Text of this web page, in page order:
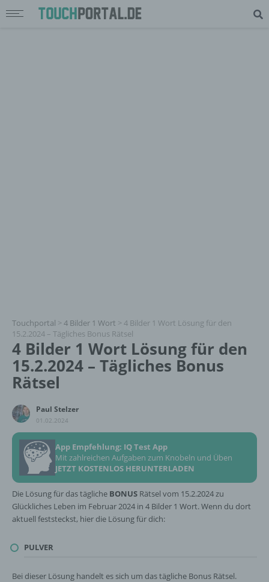
Touchportal > 4 Bilder 1 Wort > 4 Bilder 1 Wort Lösung für den
15.2.2024 – Tägliches Bonus Rätsel
4 Bilder 1 Wort Lösung für den
15.2.2024 – Tägliches Bonus
Rätsel
Paul Stelzer
01.02.2024
App Empfehlung: IQ Test App
Mit zahlreichen Aufgaben zum Knobeln und Üben
JETZT KOSTENLOS HERUNTERLADEN
Die Lösung für das tägliche BONUS Rätsel vom 15.2.2024 zu
Glückliches Leben im Februar 2024 in 4 Bilder 1 Wort. Wenn du dort
aktuell feststeckst, hier die Lösung für dich:
PULVER
Bei dieser Lösung handelt es sich um das tägliche Bonus Rätsel.